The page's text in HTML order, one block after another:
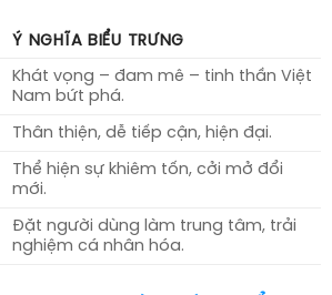
Ý NGHĨA BIỂU TRƯNG
Khát vọng – đam mê – tinh thần Việt
Nam bứt phá.
Thân thiện, dễ tiếp cận, hiện đại.
Thể hiện sự khiêm tốn, cởi mở đổi
mới.
Đặt người dùng làm trung tâm, trải
nghiệm cá nhân hóa.